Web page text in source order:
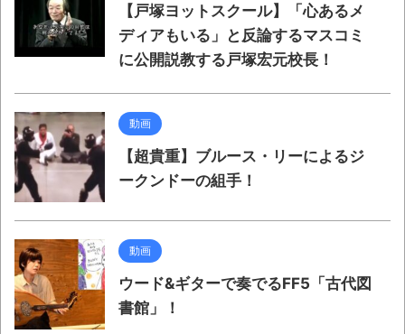
【戸塚ヨットスクール】「心あるメ
ディアもいる」と反論するマスコミ
に公開説教する戸塚宏元校長！
動画
【超貴重】ブルース・リーによるジ
ークンドーの組手！
動画
ウード&ギターで奏でるFF5「古代図
書館」！